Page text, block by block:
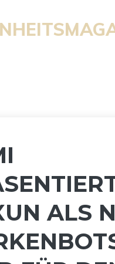
ALS